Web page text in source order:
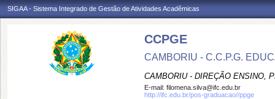
SIGAA - Sistema Integrado de Gestão de Atividades Acadêmicas
CCPGE
CAMBORIU - C.C.P.G.
CAMBORIU - DIREÇÃO ENSINO,
E-mail: filomena.silva@ifc.edu.br
http://ifc.edu.br/pos-graduacao//ppge